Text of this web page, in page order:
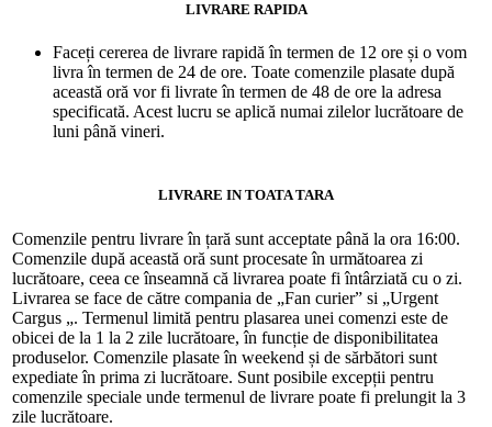
LIVRARE RAPIDA
Faceți cererea de livrare rapidă în termen de 12 ore și o vom
livra în termen de 24 de ore. Toate comenzile plasate după
această oră vor fi livrate în termen de 48 de ore la adresa
specificată. Acest lucru se aplică numai zilelor lucrătoare de
luni până vineri.
LIVRARE IN TOATA TARA
Comenzile pentru livrare în țară sunt acceptate până la ora 16:00.
Comenzile după această oră sunt procesate în următoarea zi
lucrătoare, ceea ce înseamnă că livrarea poate fi întârziată cu o zi.
Livrarea se face de către compania de „Fan curier” si „Urgent
Cargus „. Termenul limită pentru plasarea unei comenzi este de
obicei de la 1 la 2 zile lucrătoare, în funcție de disponibilitatea
produselor. Comenzile plasate în weekend și de sărbători sunt
expediate în prima zi lucrătoare. Sunt posibile excepții pentru
comenzile speciale unde termenul de livrare poate fi prelungit la 3
zile lucrătoare.